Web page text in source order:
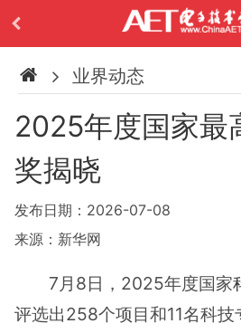
业界动态
2025年度国家最
奖揭晓
发布日期：2026-07-08
来源：新华网
7月8日，2025年度国家
评选出258个项目和11名科